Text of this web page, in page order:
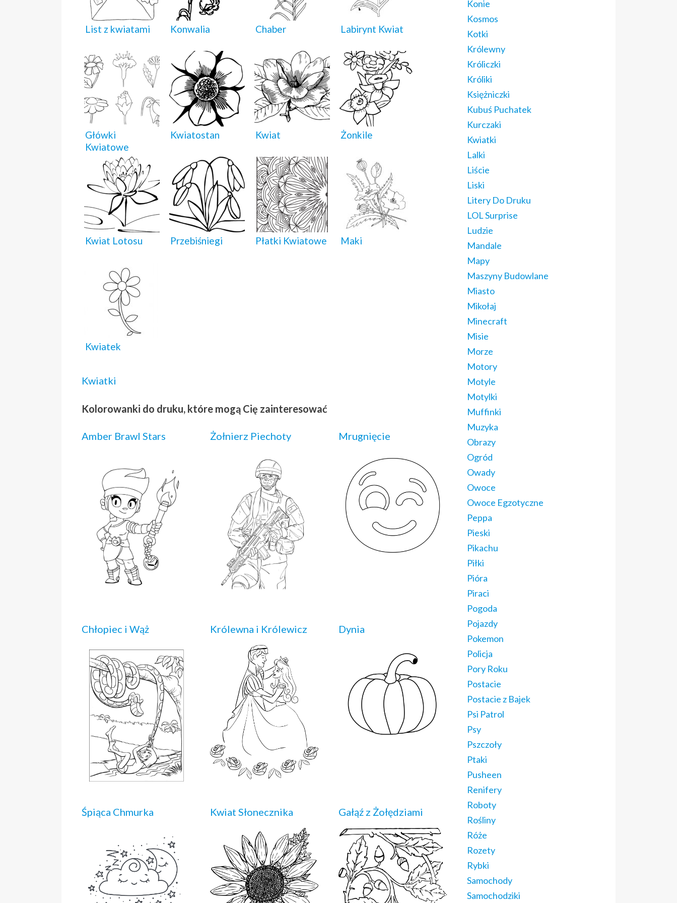
List z kwiatami Konwalia Chaber Labirynt Kwiat
Główki
Kwiatowe
Kwiatostan Kwiat Żonkile
Kwiat Lotosu Przebiśniegi Płatki Kwiatowe Maki
Kwiatek
Kwiatki
Kolorowanki do druku, które mogą Cię zainteresować
Amber Brawl Stars Żołnierz Piechoty Mrugnięcie
Chłopiec i Wąż Królewna i Królewicz Dynia
Śpiąca Chmurka Kwiat Słonecznika Gałąź z Żołędziami
Konie
Kosmos
Kotki
Królewny
Króliczki
Króliki
Księżniczki
Kubuś Puchatek
Kurczaki
Kwiatki
Lalki
Liście
Liski
Litery Do Druku
LOL Surprise
Ludzie
Mandale
Mapy
Maszyny Budowlane
Miasto
Mikołaj
Minecraft
Misie
Morze
Motory
Motyle
Motylki
Muffinki
Muzyka
Obrazy
Ogród
Owady
Owoce
Owoce Egzotyczne
Peppa
Pieski
Pikachu
Piłki
Pióra
Piraci
Pogoda
Pojazdy
Pokemon
Policja
Pory Roku
Postacie
Postacie z Bajek
Psi Patrol
Psy
Pszczoły
Ptaki
Pusheen
Renifery
Roboty
Rośliny
Róże
Rozety
Rybki
Samochody
Samochodziki